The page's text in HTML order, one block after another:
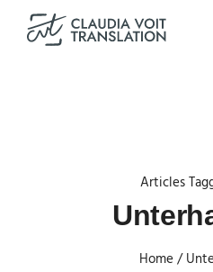
Articles
Home /